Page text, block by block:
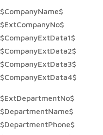
$CompanyName$
$ExtCompanyNo$
$CompanyExtData1$
$CompanyExtData2$
$CompanyExtData3$
$CompanyExtData4$
$ExtDepartmentNo$
$DepartmentName$
$DepartmentPhone$